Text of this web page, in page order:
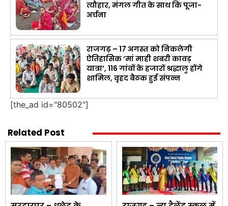
त्यौहार, मंगल गीत के साथ कि पूजा-
अर्चना
राजगढ़ – 17 अगस्त को निकलेगी
ऐतिहासिक ‘मां माही शबरी कावड़
यात्रा’, 116 गांवों के हजारों श्रद्धालु होंगे
शामिल, वृहद बैठक हुई संपन्न
[the_ad id="80502"]
Related Post